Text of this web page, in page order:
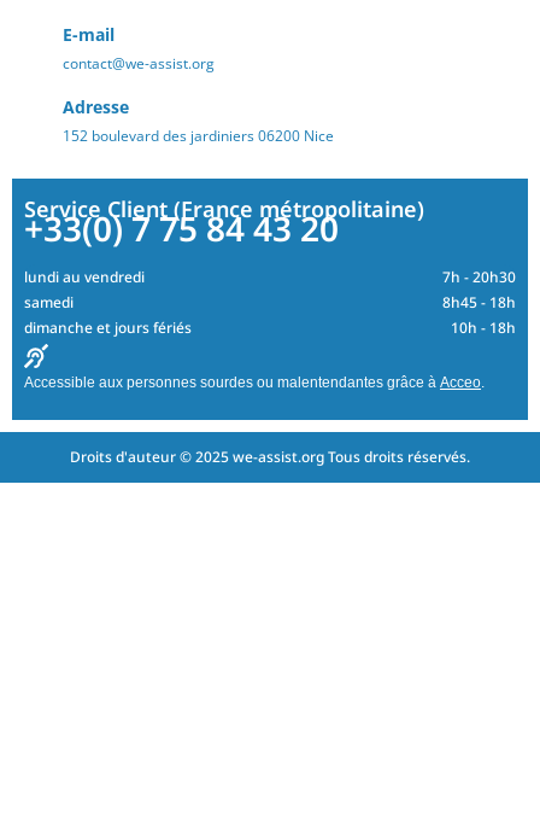
E-mail
contact@we-assist.org
Adresse
152 boulevard des jardiniers 06200 Nice
Service Client (France métropolitaine)
+33(0) 7 75 84 43 20
lundi au vendredi
7h - 20h30
samedi
8h45 - 18h
dimanche et jours fériés
10h - 18h
Accessible aux personnes sourdes ou malentendantes grâce à Acceo.
Droits d'auteur © 2025 we-assist.org Tous droits réservés.